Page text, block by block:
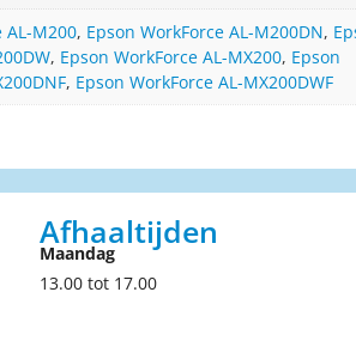
AL-M200, Epson WorkForce AL-M200DN,
, Epson WorkForce AL-MX200, Epson
, Epson WorkForce AL-MX200DWF
Afhaaltijden
Maandag
13.00 tot 17.00